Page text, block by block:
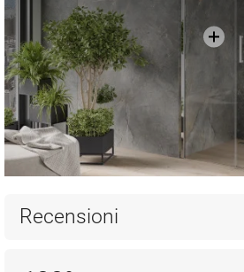
Recensioni